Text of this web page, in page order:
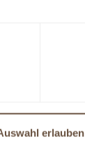
erlauben